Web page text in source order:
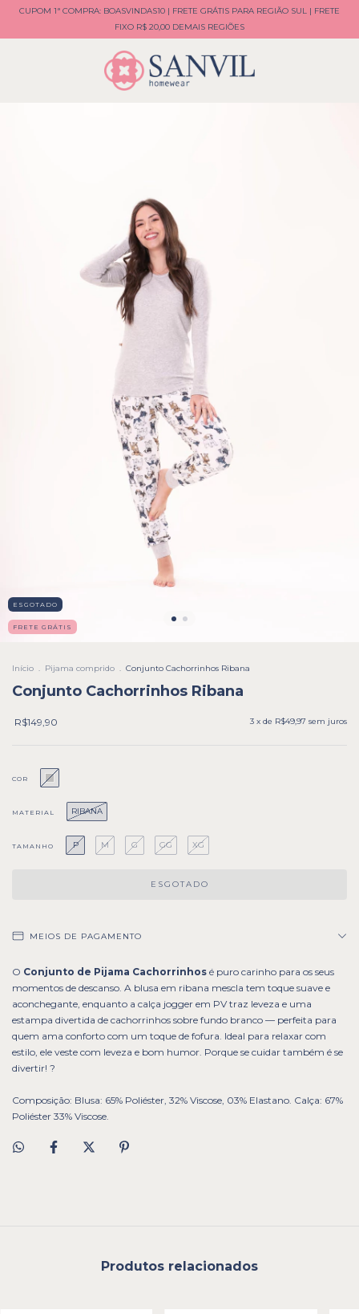
CUPOM 1ª COMPRA: BOASVINDAS10 | FRETE GRÁTIS PARA REGIÃO SUL | FRETE
FIXO R$ 20,00 DEMAIS REGIÕES
ESGOTADO
FRETE GRÁTIS
Início . Pijama comprido . Conjunto Cachorrinhos Ribana
Conjunto Cachorrinhos Ribana
R$149,90 3 x de R$49,97 sem juros
COR
MATERIAL RIBANA
TAMANHO P M G GG XG
MEIOS DE PAGAMENTO
O Conjunto de Pijama Cachorrinhos é puro carinho para os seus
momentos de descanso. A blusa em ribana mescla tem toque suave e
aconchegante, enquanto a calça jogger em PV traz leveza e uma
estampa divertida de cachorrinhos sobre fundo branco — perfeita para
quem ama conforto com um toque de fofura. Ideal para relaxar com
estilo, ele veste com leveza e bom humor. Porque se cuidar também é se
divertir! ?
Composição: Blusa: 65% Poliéster, 32% Viscose, 03% Elastano. Calça: 67%
Poliéster 33% Viscose.
Produtos relacionados